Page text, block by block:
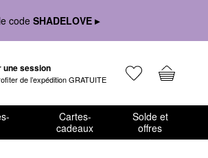
code SHADELOVE ▸
une session
de l’expédition GRATUITE
Cartes-
cadeaux
Solde et
offres